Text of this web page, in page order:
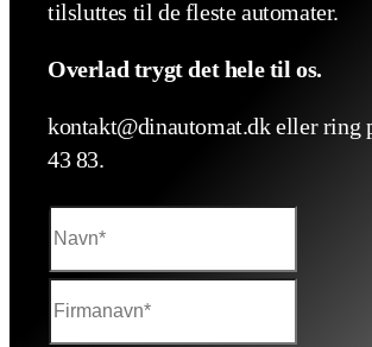
tilsluttes til de fleste automater.
Overlad trygt det hele til os.
kontakt@dinautomat.dk eller ring
43 83.